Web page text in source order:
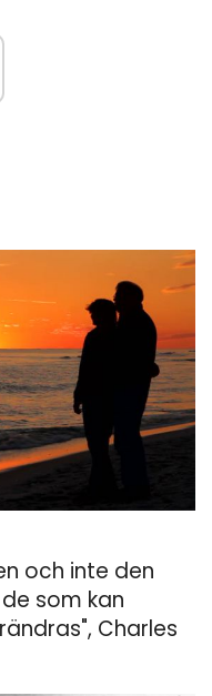
och inte den
som kan
Charles